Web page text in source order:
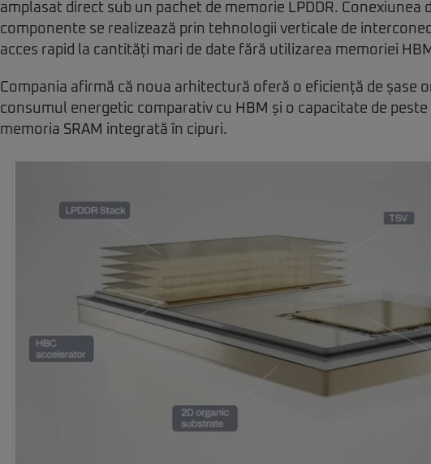
amplasat direct sub un pachet de memorie LPDDR. Conexiunea
componente se realizează prin tehnologii verticale de
acces rapid la cantități mari de date fără utilizarea memoriei
Compania afirmă că noua arhitectură oferă o eficiență de șase
consumul energetic comparativ cu HBM și o capacitate de
memoria SRAM integrată în cipuri.